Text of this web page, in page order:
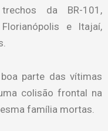
da BR-101,
e Itajaí,
parte das vítimas
colisão frontal na
família mortas.